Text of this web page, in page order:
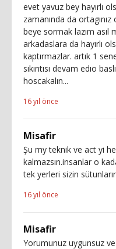
evet yavuz bey hayırlı
zamanında da
beye sormak lazım asıl
arkadaslara da hayırlı
kaptırmazlar. artık 1
sıkıntısı devam edıo
hoscakalın...
16 yıl önce
Misafir
Şu my teknik ve act yi
kalmazsın.insanlar o
tek yerleri sizin
16 yıl önce
Misafir
Yorumunuz uygunsuz